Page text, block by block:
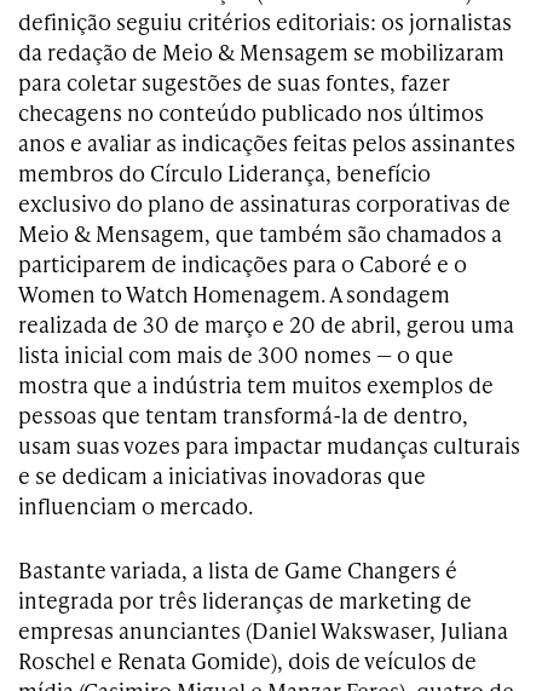
definição seguiu critérios editoriais: os jornalistas
da redação de Meio & Mensagem se mobilizaram
para coletar sugestões de suas fontes, fazer
checagens no conteúdo publicado nos últimos
anos e avaliar as indicações feitas pelos assinantes
membros do Círculo Liderança, benefício
exclusivo do plano de assinaturas corporativas de
Meio & Mensagem, que também são chamados a
participarem de indicações para o Caboré e o
Women to Watch Homenagem. A sondagem
realizada de 30 de março e 20 de abril, gerou uma
lista inicial com mais de 300 nomes — o que
mostra que a indústria tem muitos exemplos de
pessoas que tentam transformá-la de dentro,
usam suas vozes para impactar mudanças culturais
e se dedicam a iniciativas inovadoras que
influenciam o mercado.
Bastante variada, a lista de Game Changers é
integrada por três lideranças de marketing de
empresas anunciantes (Daniel Wakswaser, Juliana
Roschel e Renata Gomide), dois de veículos de